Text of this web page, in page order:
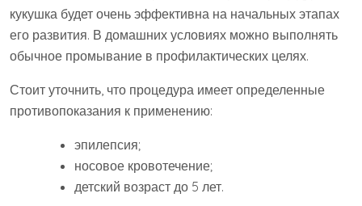
кукушка будет очень эффективна на начальных этапах
его развития. В домашних условиях можно выполнять
обычное промывание в профилактических целях.
Стоит уточнить, что процедура имеет определенные
противопоказания к применению:
эпилепсия;
носовое кровотечение;
детский возраст до 5 лет.